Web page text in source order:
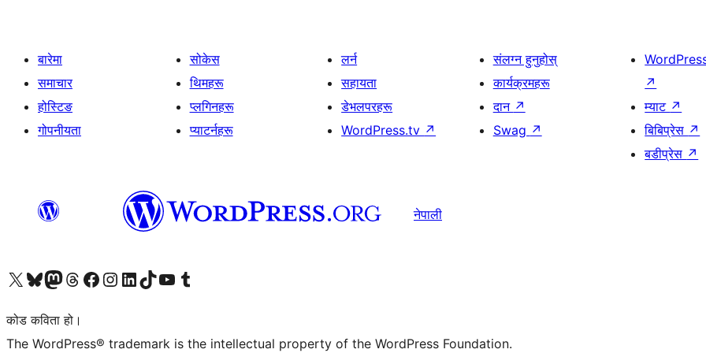
बारेमा
समाचार
होस्टिङ
गोपनीयता
सोकेस
थिमहरू
प्लगिनहरू
प्याटर्नहरू
लर्न
सहायता
डेभलपरहरू
WordPress.tv ↗
संलग्न हुनुहोस्
कार्यक्रमहरू
दान ↗
Swag ↗
↗
म्याट ↗
बिबिप्रेस ↗
बडीप्रेस ↗
नेपाली
हाम्रो X (पहिले ट्विटर) खातामा जानुहोस्
हाम्रो Bluesky खाता भ्रमण गर्नुहोस्
हाम्रो म्यास्टोडन खाता भ्रमण गर्नुहोस्
हाम्रो थ्रेड्स खातामा जानुहोस्
हाम्रो फेसबुक पेजमा जानुहोस्
हाम्रो इन्स्टाग्राम खातामा जानुहोस्
हाम्रो लिङ्क्डइन खातामा जानुहोस्
हाम्रो TikTok खाता भ्रमण गर्नुहोस्
हाम्रो युट्युब च्यानलमा जानुहोस्
हाम्रो टम्बलर खाता भ्रमण गर्नुहोस्
कोड कविता हो।
The WordPress® trademark is the intellectual property of the WordPress Foundation.